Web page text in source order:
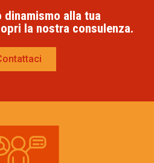
dinamismo alla tua
la nostra consulenza.